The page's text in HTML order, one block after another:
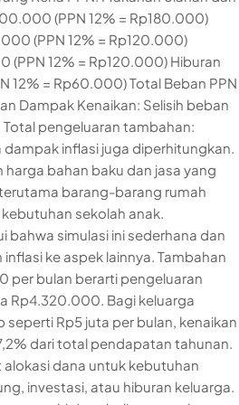
(PPN 12% = Rp180.000)
(PPN 12% = Rp120.000)
(PPN 12% = Rp120.000) Hiburan
12% = Rp60.000) Total Beban PPN
Dampak Kenaikan: Selisih beban
Total pengeluaran tambahan:
dampak inflasi juga diperhitungkan.
harga bahan baku dan jasa yang
barang-barang rumah
sekolah anak.
bahwa simulasi ini sederhana dan
ke aspek lainnya. Tambahan
per bulan berarti pengeluaran
Rp4.320.000. Bagi keluarga
seperti Rp5 juta per bulan, kenaikan
dari total pendapatan tahunan.
alokasi dana untuk kebutuhan
investasi, atau hiburan keluarga.